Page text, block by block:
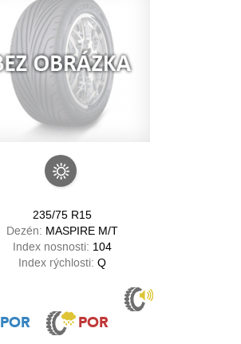
235/75 R15
Dezén: MASPIRE M/T
Index nosnosti: 104
Index rýchlosti: Q
POR POR